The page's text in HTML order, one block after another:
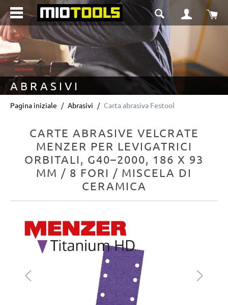
principale Il
ABRASIVI
Pagina iniziale Abrasivi Carta abrasiva Festool
CARTE ABRASIVE VELCRATE
MENZER PER LEVIGATRICI
ORBITALI, G40–2000, 186 X 93
MM / 8 FORI / MISCELA DI
CERAMICA
Salta la galleria di immagini